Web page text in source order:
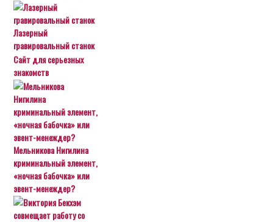
Лазерный
гравировальный станок
Сайт для серьезных
знакомств
Мельникова Нигилина
криминальный элемент,
«ночная бабочка» или
эвент-менеждер?